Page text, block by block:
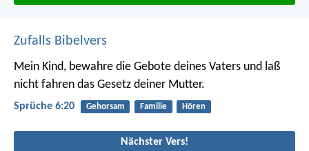
Zufalls Bibelvers
Mein Kind, bewahre die Gebote deines Vaters und laß
nicht fahren das Gesetz deiner Mutter.
Sprüche 6:20 Gehorsam Familie Hören
Nächster Vers!